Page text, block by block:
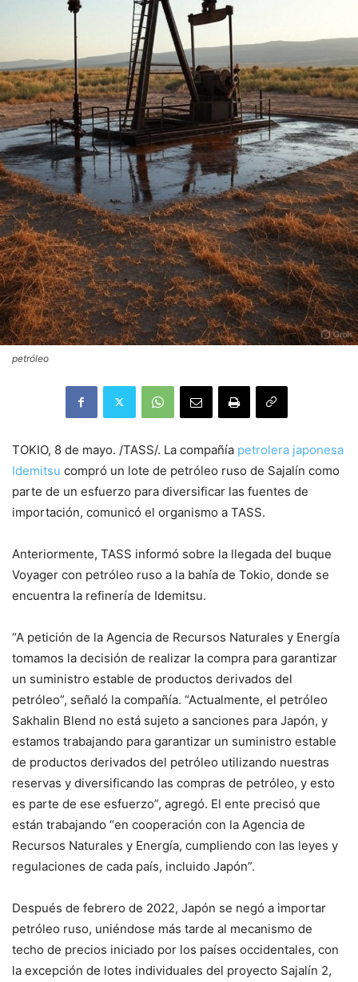
petróleo
TOKIO, 8 de mayo. /TASS/. La compañía petrolera japonesa
Idemitsu compró un lote de petróleo ruso de Sajalín como
parte de un esfuerzo para diversificar las fuentes de
importación, comunicó el organismo a TASS.
Anteriormente, TASS informó sobre la llegada del buque
Voyager con petróleo ruso a la bahía de Tokio, donde se
encuentra la refinería de Idemitsu.
“A petición de la Agencia de Recursos Naturales y Energía
tomamos la decisión de realizar la compra para garantizar
un suministro estable de productos derivados del
petróleo”, señaló la compañía. “Actualmente, el petróleo
Sakhalin Blend no está sujeto a sanciones para Japón, y
estamos trabajando para garantizar un suministro estable
de productos derivados del petróleo utilizando nuestras
reservas y diversificando las compras de petróleo, y esto
es parte de ese esfuerzo”, agregó. El ente precisó que
están trabajando “en cooperación con la Agencia de
Recursos Naturales y Energía, cumpliendo con las leyes y
regulaciones de cada país, incluido Japón”.
Después de febrero de 2022, Japón se negó a importar
petróleo ruso, uniéndose más tarde al mecanismo de
techo de precios iniciado por los países occidentales, con
la excepción de lotes individuales del proyecto Sajalín 2,